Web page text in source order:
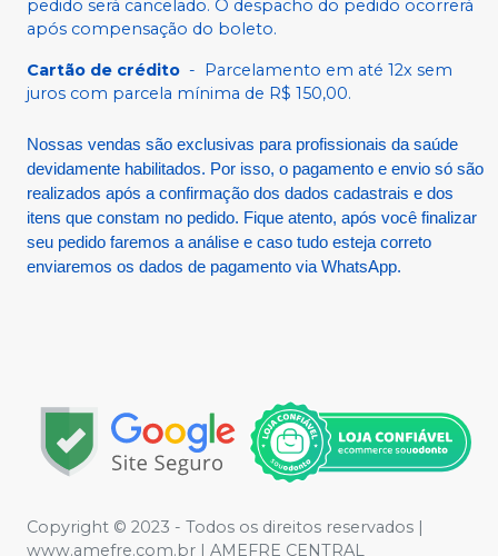
pedido será cancelado. O despacho do pedido ocorrerá
após compensação do boleto.
Cartão de crédito - Parcelamento em até 12x sem
juros com parcela mínima de R$ 150,00.
Nossas vendas são exclusivas para profissionais da saúde
devidamente habilitados. Por isso, o pagamento e envio só são
realizados após a confirmação dos dados cadastrais e dos
itens que constam no pedido. Fique atento, após você finalizar
seu pedido faremos a análise e caso tudo esteja correto
enviaremos os dados de pagamento via WhatsApp.
Copyright © 2023 - Todos os direitos reservados |
www.amefre.com.br | AMEFRE CENTRAL